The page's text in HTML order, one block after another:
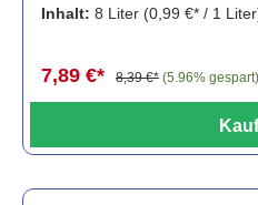
Inhalt: 8 Liter (0,99 €* / 1
7,89 €* 8,39 €* (5.96% gespart)